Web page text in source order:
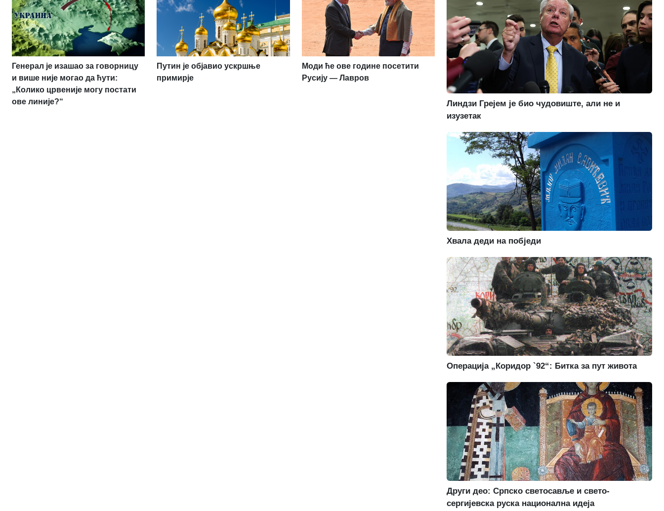
Генерал је изашао за говорницу
и више није могао да ћути:
„Колико црвеније могу постати
ове линије?“
Путин је објавио ускршње
примирје
Моди ће ове године посетити
Русију — Лавров
Линдзи Грејем је био чудовиште, али не и
изузетак
Хвала деди на побједи
Операција „Коридор `92“: Битка за пут живота
Други део: Српско светосавље и свето-
сергијевска руска национална идеја